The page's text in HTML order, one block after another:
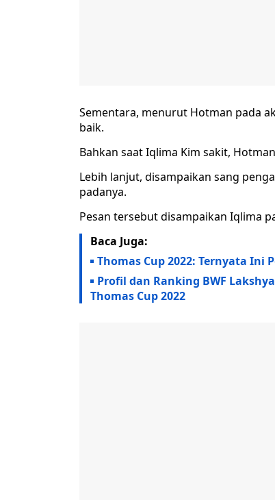
Sementara, menurut Hotman pada
baik.
Bahkan saat Iqlima Kim sakit,
Lebih lanjut, disampaikan sang
padanya.
Pesan tersebut disampaikan Iqlima
Baca Juga:
Thomas Cup 2022: Ternyata Ini
Profil dan Ranking BWF
Thomas Cup 2022